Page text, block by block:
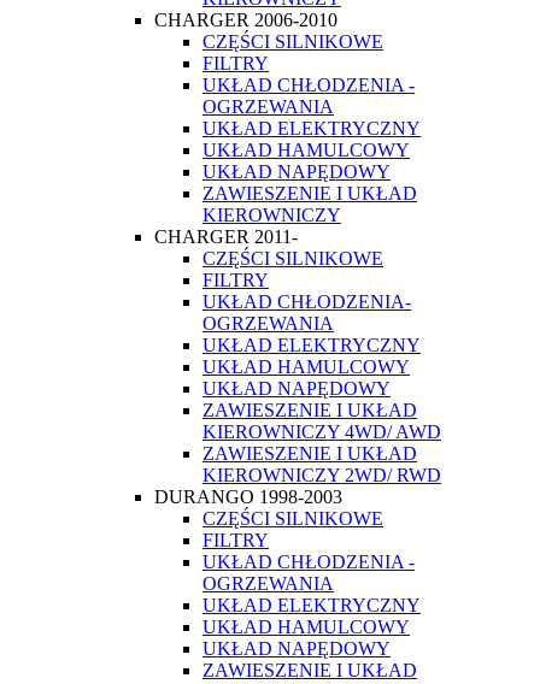
CHARGER 2006-2010
CZĘŚCI SILNIKOWE
FILTRY
UKŁAD CHŁODZENIA -
OGRZEWANIA
UKŁAD ELEKTRYCZNY
UKŁAD HAMULCOWY
UKŁAD NAPĘDOWY
ZAWIESZENIE I UKŁAD
KIEROWNICZY
CHARGER 2011-
CZĘŚCI SILNIKOWE
FILTRY
UKŁAD CHŁODZENIA-
OGRZEWANIA
UKŁAD ELEKTRYCZNY
UKŁAD HAMULCOWY
UKŁAD NAPĘDOWY
ZAWIESZENIE I UKŁAD
KIEROWNICZY 4WD/ AWD
ZAWIESZENIE I UKŁAD
KIEROWNICZY 2WD/ RWD
DURANGO 1998-2003
CZĘŚCI SILNIKOWE
FILTRY
UKŁAD CHŁODZENIA -
OGRZEWANIA
UKŁAD ELEKTRYCZNY
UKŁAD HAMULCOWY
UKŁAD NAPĘDOWY
ZAWIESZENIE I UKŁAD